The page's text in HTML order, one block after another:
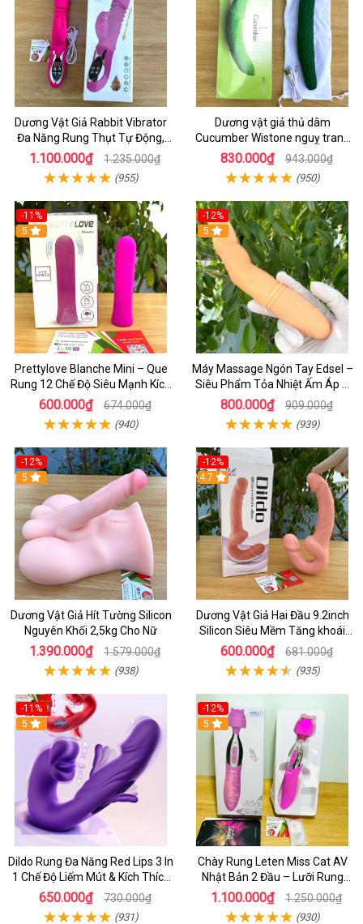
Dương Vật Giả Rabbit Vibrator
Đa Năng Rung Thụt Tự Động,
Phát Nhiệt Ấm Nóng Kích Thích
1.100.000₫ 1.235.000₫
(955)
Dương vật giả thủ dâm
Cucumber Wistone nguỵ trang
hình quả dưa Leo
830.000₫ 943.000₫
(950)
-11%
5
Prettylove Blanche Mini – Que
Rung 12 Chế Độ Siêu Mạnh Kích
Thích Điểm G Đê Mê
600.000₫ 674.000₫
(940)
-12%
5
Máy Massage Ngón Tay Edsel –
Siêu Phẩm Tỏa Nhiệt Ấm Áp &
Rung Móc Thăng Hoa
800.000₫ 909.000₫
(939)
-12%
5
Dương Vật Giả Hít Tường Silicon
Nguyên Khối 2,5kg Cho Nữ
1.390.000₫ 1.579.000₫
(938)
-12%
4.7
Dương Vật Giả Hai Đầu 9.2inch
Silicon Siêu Mềm Tăng khoái
Cảm Đôi Đỉnh Cao
600.000₫ 681.000₫
(935)
-11%
5
Dildo Rung Đa Năng Red Lips 3 In
1 Chế Độ Liếm Mút & Kích Thích
Điểm G
650.000₫ 730.000₫
(931)
-12%
5
Chày Rung Leten Miss Cat AV
Nhật Bản 2 Đầu – Lưỡi Rung
Siêu Mạnh Kết Hợp Sưởi Ấm Cho
Nữ Sung Sướng
1.100.000₫ 1.250.000₫
(930)